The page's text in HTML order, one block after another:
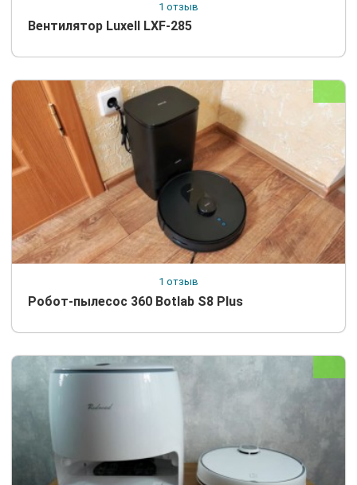
1 отзыв
Вентилятор Luxell LXF-285
1 отзыв
Робот-пылесос 360 Botlab S8 Plus